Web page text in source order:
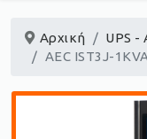
Αρχική UPS -
AEC IST3J-